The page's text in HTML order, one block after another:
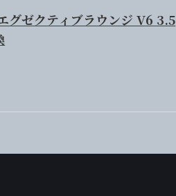
グゼクティブラウンジ V6 3.5